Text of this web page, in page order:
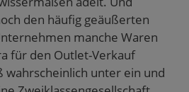
den häufig geäußerten
manche Waren
für den Outlet-Verkauf
wahrscheinlich unter ein und